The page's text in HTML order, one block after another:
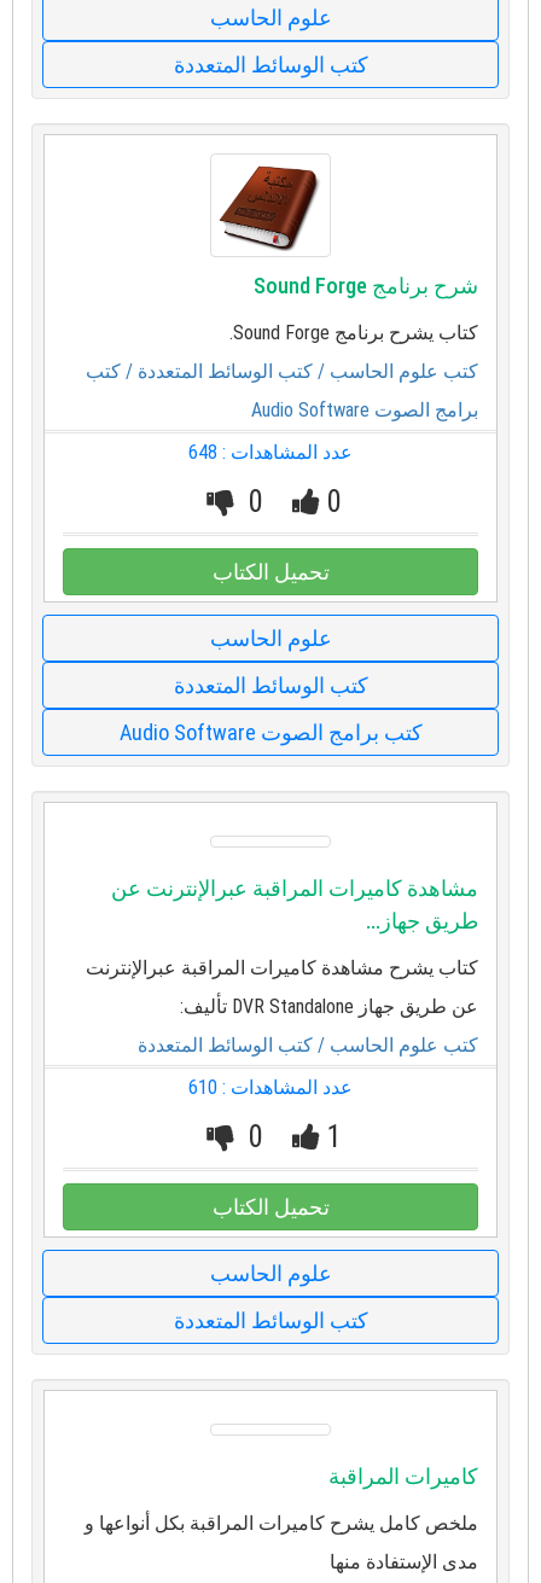
علوم الحاسب
كتب الوسائط المتعددة
شرح برنامج Sound Forge
كتاب يشرح برنامج Sound Forge.
كتب علوم الحاسب / كتب الوسائط المتعددة / كتب
برامج الصوت Audio Software
عدد المشاهدات : 648
0
0
تحميل الكتاب
علوم الحاسب
كتب الوسائط المتعددة
كتب برامج الصوت Audio Software
مشاهدة كاميرات المراقبة عبرالإنترنت عن
طريق جهاز...
كتاب يشرح مشاهدة كاميرات المراقبة عبرالإنترنت
عن طريق جهاز DVR Standalone تأليف:
كتب علوم الحاسب / كتب الوسائط المتعددة
عدد المشاهدات : 610
1
0
تحميل الكتاب
علوم الحاسب
كتب الوسائط المتعددة
كاميرات المراقبة
ملخص كامل يشرح كاميرات المراقبة بكل أنواعها و
مدى الإستفادة منها